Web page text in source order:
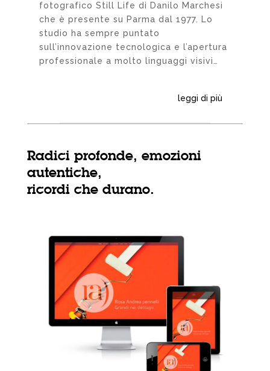
fotografico Still Life di Danilo Marchesi
che è presente su Parma dal 1977. Lo
studio ha sempre puntato
sull’innovazione tecnologica e l’apertura
professionale a molto linguaggi visivi…
leggi di più
Radici profonde, emozioni
autentiche,
ricordi che durano.